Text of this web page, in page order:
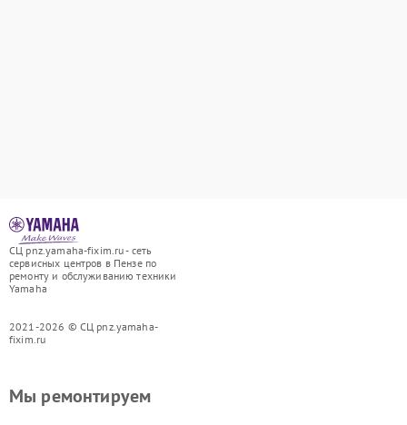
СЦ pnz.yamaha-fixim.ru - сеть
сервисных центров в Пензе по
ремонту и обслуживанию техники
Yamaha
2021-2026 © СЦ pnz.yamaha-
fixim.ru
Мы ремонтируем